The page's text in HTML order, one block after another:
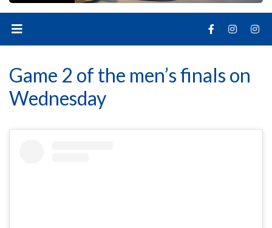
Game 2 of the men’s finals on
Wednesday